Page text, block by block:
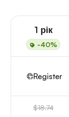
1 рік
-40%
Register
$18.74